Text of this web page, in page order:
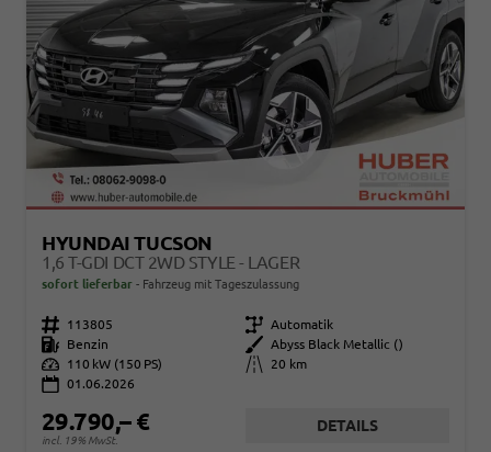
HYUNDAI TUCSON
1,6 T-GDI DCT 2WD STYLE - LAGER
sofort lieferbar Fahrzeug mit Tageszulassung
Fahrzeugnr. 113805 Getriebe Automatik
Kraftstoff
Benzin Außenfarbe
Abyss Black Metallic ()
Leistung
110 kW (150 PS) Kilometerstand
20 km
01.06.2026
29.790,– €
incl. 19% MwSt.
DETAILS